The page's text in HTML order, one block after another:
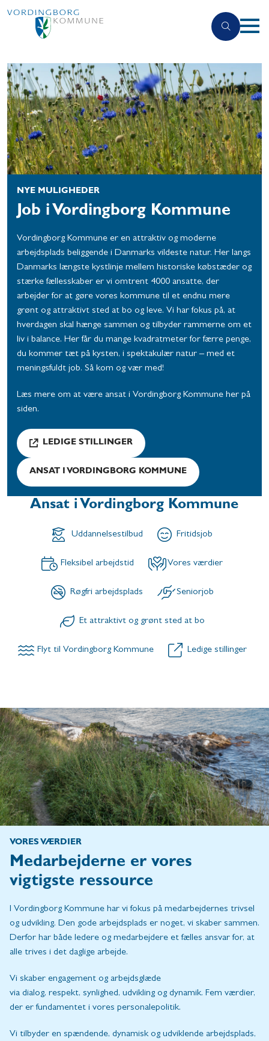
NYE MULIGHEDER
Job i Vordingborg Kommune
Vordingborg Kommune er en attraktiv og moderne
arbejdsplads beliggende i Danmarks vildeste natur. Her langs
Danmarks længste kystlinje mellem historiske købstæder og
stærke fællesskaber er vi omtrent 4000 ansatte, der
arbejder for at gøre vores kommune til et endnu mere
grønt og attraktivt sted at bo og leve. Vi har fokus på, at
hverdagen skal hænge sammen og tilbyder rammerne om et
liv i balance. Her får du mange kvadratmeter for færre penge,
du kommer tæt på kysten, i spektakulær natur – med et
meningsfuldt job. Så kom og vær med!
Læs mere om at være ansat i Vordingborg Kommune her på
siden.
LEDIGE STILLINGER
ANSAT I VORDINGBORG KOMMUNE
Ansat i Vordingborg Kommune
Uddannelsestilbud Fritidsjob
Fleksibel arbejdstid Vores værdier
Røgfri arbejdsplads Seniorjob
Et attraktivt og grønt sted at bo
Flyt til Vordingborg Kommune Ledige stillinger
VORES VÆRDIER
Medarbejderne er vores
vigtigste ressource
I Vordingborg Kommune har vi fokus på medarbejdernes trivsel
og udvikling. Den gode arbejdsplads er noget, vi skaber sammen.
Derfor har både ledere og medarbejdere et fælles ansvar for, at
alle trives i det daglige arbejde.
Vi skaber engagement og arbejdsglæde
via dialog, respekt, synlighed, udvikling og dynamik. Fem værdier,
der er fundamentet i vores personalepolitik.
Vi tilbyder en spændende, dynamisk og udviklende arbejdsplads,